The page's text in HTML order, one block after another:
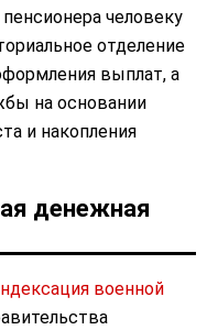
человеку
отделение
выплат, а
на основании
и накопления
денежная
военной